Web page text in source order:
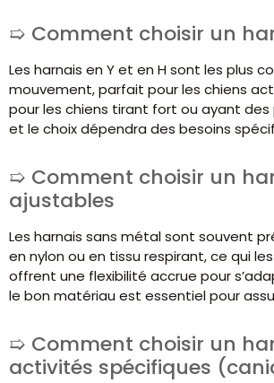
Comment choisir un
Les harnais en Y et en H sont les plus
mouvement, parfait pour les chiens
pour les chiens tirant fort ou ayant
et le choix dépendra des besoins
Comment choisir un
ajustables
Les harnais sans métal sont souvent
en nylon ou en tissu respirant, ce qui
offrent une flexibilité accrue pour
le bon matériau est essentiel pour
Comment choisir un
activités spécifiques